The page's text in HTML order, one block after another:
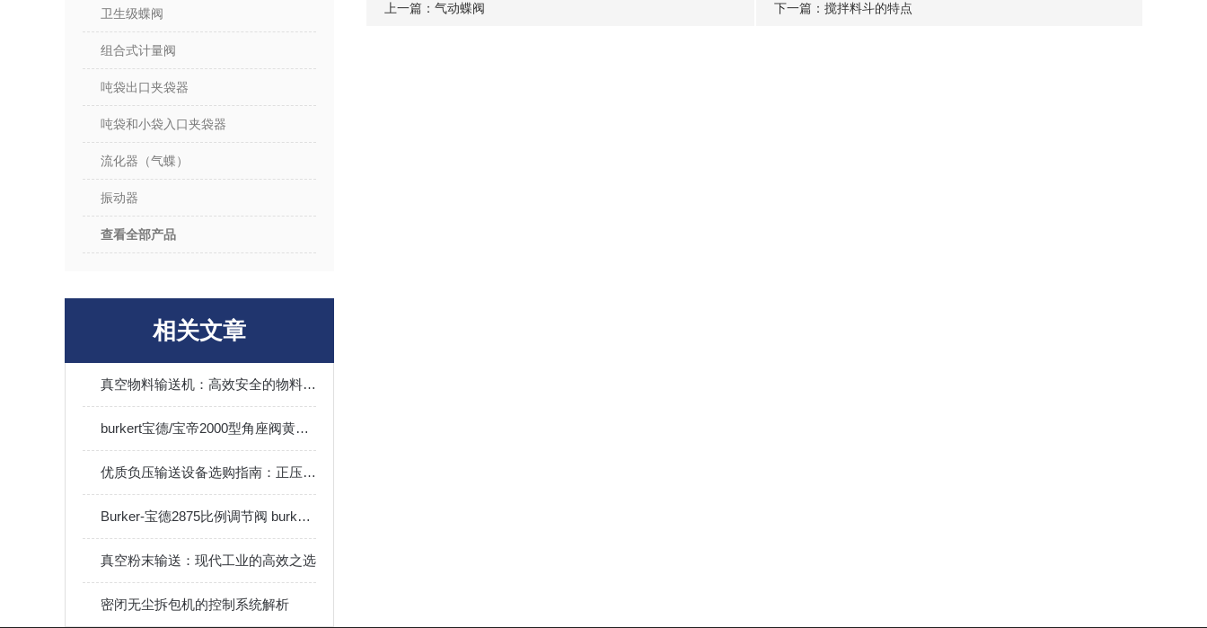
上一篇： 气动蝶阀 下一篇： 搅拌料斗的特点
卫生级蝶阀
组合式计量阀
吨袋出口夹袋器
吨袋和小袋入口夹袋器
流化器（气蝶）
振动器
查看全部产品
相关文章
真空物料输送机：高效安全的物料输送方式
burkert宝德/宝帝2000型角座阀黄铜材质DN15-65
优质负压输送设备选购指南：正压气力与真空负压输送机性能对比
Burker-宝德2875比例调节阀 burkert2875工作原理标准使用说明
真空粉末输送：现代工业的高效之选
密闭无尘拆包机的控制系统解析